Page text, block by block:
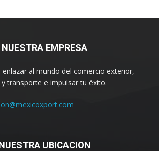
NUESTRA EMPRESA
al mundo del comercio exterior,
transporte e impulsar tu éxito.
UBICACION